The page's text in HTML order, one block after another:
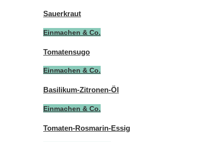
Sauerkraut
Einmachen & Co.
Tomatensugo
Einmachen & Co.
Basilikum-Zitronen-Öl
Einmachen & Co.
Tomaten-Rosmarin-Essig